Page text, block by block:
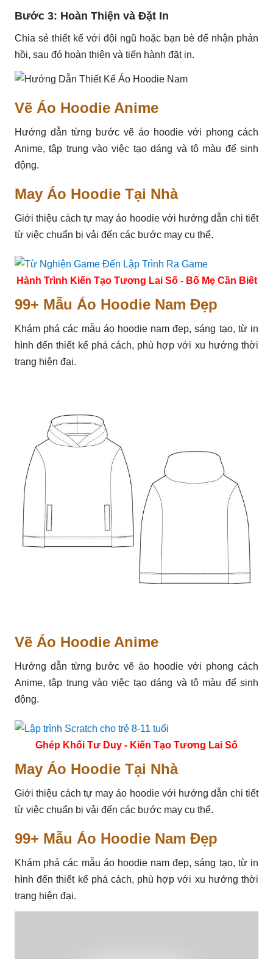
Bước 3: Hoàn Thiện và Đặt In
Chia sẻ thiết kế với đội ngũ hoặc bạn bè để nhận phản
hồi, sau đó hoàn thiện và tiến hành đặt in.
Vẽ Áo Hoodie Anime
Hướng dẫn từng bước vẽ áo hoodie với phong cách
Anime, tập trung vào việc tạo dáng và tô màu để sinh
động.
May Áo Hoodie Tại Nhà
Giới thiệu cách tự may áo hoodie với hướng dẫn chi tiết
từ việc chuẩn bị vải đến các bước may cụ thể.
Hành Trình Kiến Tạo Tương Lai Số - Bố Mẹ Cần Biết
99+ Mẫu Áo Hoodie Nam Đẹp
Khám phá các mẫu áo hoodie nam đẹp, sáng tạo, từ in
hình đến thiết kế phá cách, phù hợp với xu hướng thời
trang hiện đại.
Vẽ Áo Hoodie Anime
Hướng dẫn từng bước vẽ áo hoodie với phong cách
Anime, tập trung vào việc tạo dáng và tô màu để sinh
động.
Ghép Khối Tư Duy - Kiến Tạo Tương Lai Số
May Áo Hoodie Tại Nhà
Giới thiệu cách tự may áo hoodie với hướng dẫn chi tiết
từ việc chuẩn bị vải đến các bước may cụ thể.
99+ Mẫu Áo Hoodie Nam Đẹp
Khám phá các mẫu áo hoodie nam đẹp, sáng tạo, từ in
hình đến thiết kế phá cách, phù hợp với xu hướng thời
trang hiện đại.